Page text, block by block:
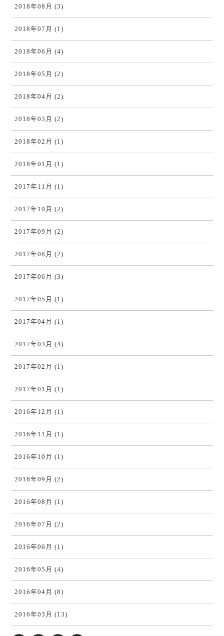
2018年08月 (3)
2018年07月 (1)
2018年06月 (4)
2018年05月 (2)
2018年04月 (2)
2018年03月 (2)
2018年02月 (1)
2018年01月 (1)
2017年11月 (1)
2017年10月 (2)
2017年09月 (2)
2017年08月 (2)
2017年06月 (3)
2017年05月 (1)
2017年04月 (1)
2017年03月 (4)
2017年02月 (1)
2017年01月 (1)
2016年12月 (1)
2016年11月 (1)
2016年10月 (1)
2016年09月 (2)
2016年08月 (1)
2016年07月 (2)
2016年06月 (1)
2016年05月 (4)
2016年04月 (8)
2016年03月 (13)